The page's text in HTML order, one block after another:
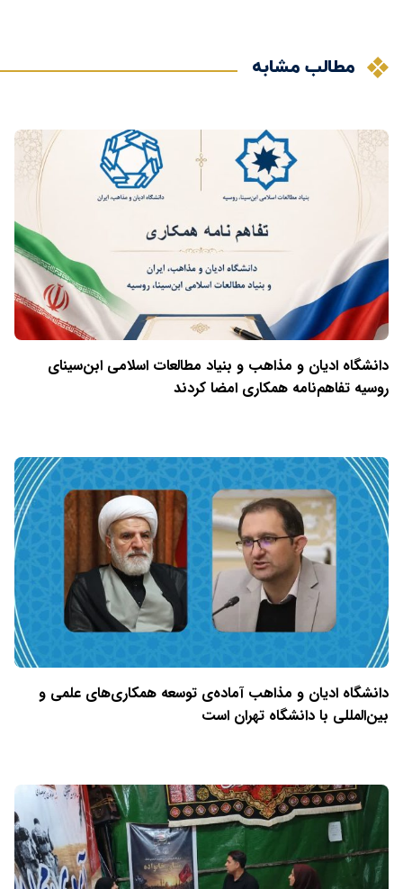
مطالب مشابه
دانشگاه ادیان و مذاهب و بنیاد مطالعات اسلامی ابن‌سینای
روسیه تفاهم‌نامه همکاری امضا کردند
دانشگاه ادیان و مذاهب آماده‌ی توسعه همکاری‌های علمی و
بین‌المللی با دانشگاه تهران است